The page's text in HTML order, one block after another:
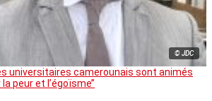
© JDC
universitaires camerounais sont animés
peur et l’égoïsme’’